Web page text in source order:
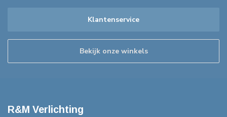
Klantenservice
Bekijk onze winkels
R&M Verlichting